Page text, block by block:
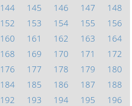
144 145 146 147
148
152 153 154 155
156
160 161 162 163
164
168 169 170 171
172
176 177 178 179
180
184 185 186 187
188
192 193 194 195
196